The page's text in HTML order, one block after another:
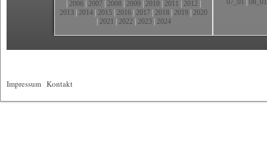
2006 2007 2008 2009 2010 2011 2012
2013 2014 2015 2016 2017 2018 2019 2020
2021 2022 2023| 2024
07_01
08_01
Impressum Kontakt